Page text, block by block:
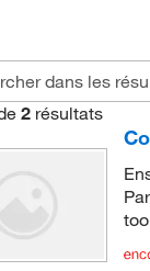
2 résultats